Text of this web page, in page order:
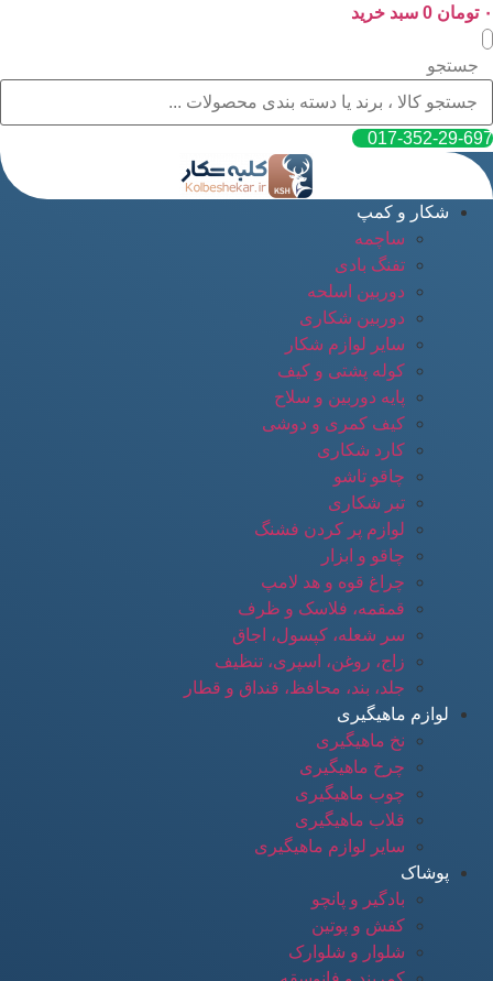
پرش
به
محتوا
۰ تومان 0 سبد خرید
جستجو
017-352-29-697
شکار و کمپ
ساچمه
تفنگ بادی
دوربین اسلحه
دوربین شکاری
سایر لوازم شکار
کوله پشتی و کیف
پایه دوربین و سلاح
کیف کمری و دوشی
کارد شکاری
چاقو تاشو
تبر شکاری
لوازم پر کردن فشنگ
چاقو و ابزار
چراغ قوه و هد لامپ
قمقمه، فلاسک و ظرف
سر شعله، کپسول، اجاق
زاج، روغن، اسپری، تنظیف
جلد، بند، محافظ، قنداق و قطار
لوازم ماهیگیری
نخ ماهیگیری
چرخ ماهیگیری
چوب ماهیگیری
قلاب ماهیگیری
سایر لوازم ماهیگیری
پوشاک
بادگیر و پانچو
کفش و پوتین
شلوار و شلوارک